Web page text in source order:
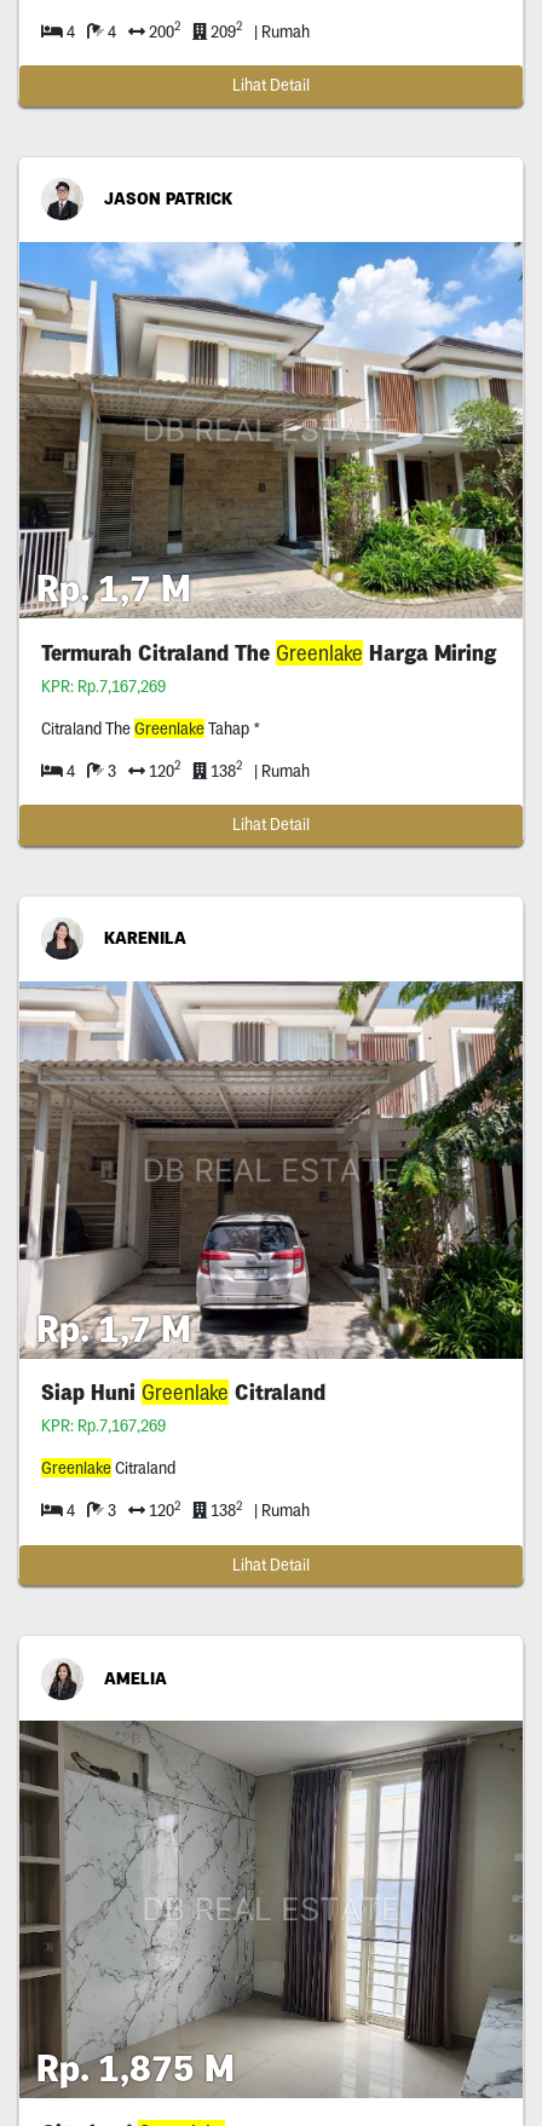
4 4 2002 2092 | Rumah
Lihat Detail
JASON PATRICK
Rp. 1,7 M
Termurah Citraland The Greenlake Harga Miring
KPR: Rp.7,167,269
Citraland TheGreenlakeTahap *
4 3 1202 1382 | Rumah
Lihat Detail
KARENILA
Rp. 1,7 M
Siap Huni Greenlake Citraland
KPR: Rp.7,167,269
GreenlakeCitraland
4 3 1202 1382 | Rumah
Lihat Detail
AMELIA
Rp. 1,875 M